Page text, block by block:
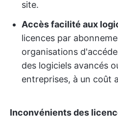
site.
Accès facilité aux
licences par
organisations
des logiciels avancés
entreprises, à un coût
Inconvénients des